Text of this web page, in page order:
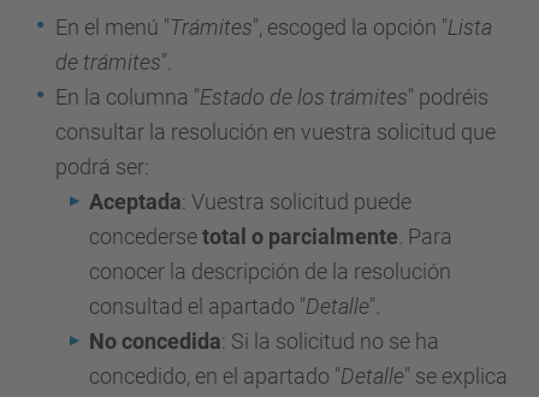
En el menú "Trámites", escoged la opción "Lista
de trámites".
En la columna "Estado de los trámites" podréis
consultar la resolución en vuestra solicitud que
podrá ser:
Aceptada: Vuestra solicitud puede
concedersetotal o parcialmente . Para
conocer la descripción de la resolución
consultad el apartado "Detalle".
No concedida: Si la solicitud no se ha
concedido, en el apartado "Detalle" se explica